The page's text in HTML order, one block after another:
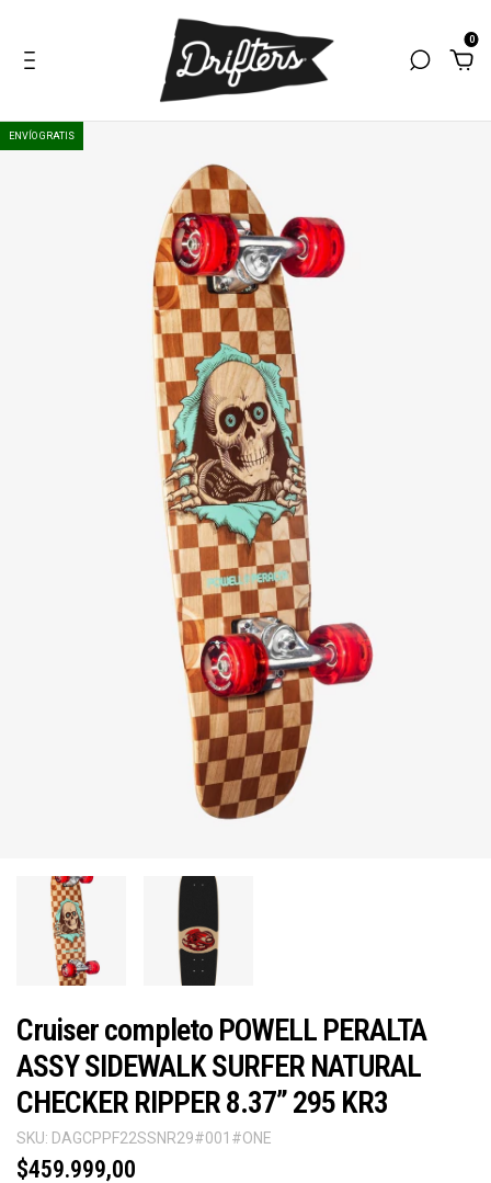
0
ENVÍO GRATIS
Cruiser completo POWELL PERALTA
ASSY SIDEWALK SURFER NATURAL
CHECKER RIPPER 8.37” 295 KR3
SKU: DAGCPPF22SSNR29#001#ONE
$459.999,00